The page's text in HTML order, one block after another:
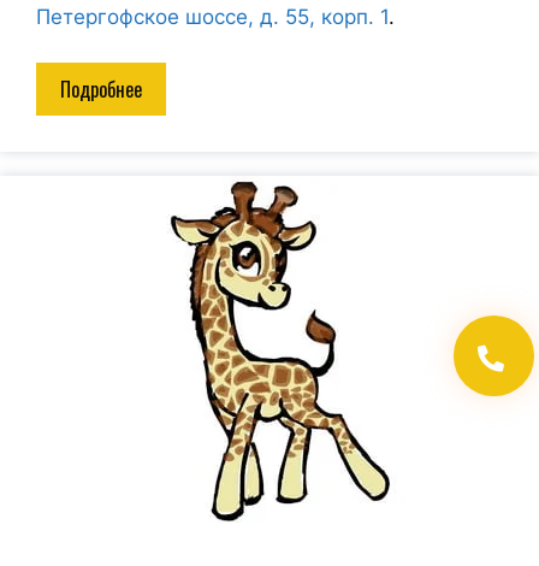
Петергофское шоссе, д. 55, корп. 1.
Подробнее